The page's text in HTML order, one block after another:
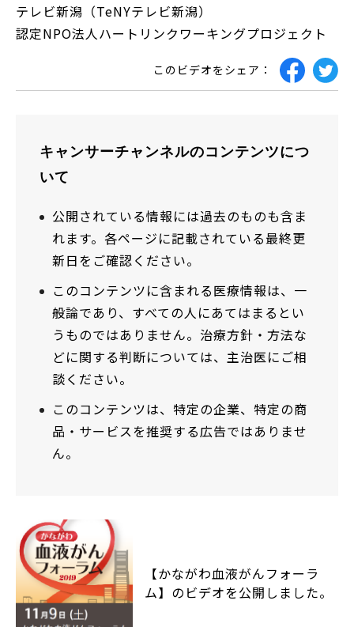
テレビ新潟（TeNYテレビ新潟）
認定NPO法人ハートリンクワーキングプロジェクト
このビデオをシェア：
キャンサーチャンネルのコンテンツにつ
いて
公開されている情報には過去のものも含ま
れます。各ページに記載されている最終更
新日をご確認ください。
このコンテンツに含まれる医療情報は、一
般論であり、すべての人にあてはまるとい
うものではありません。治療方針・方法な
どに関する判断については、主治医にご相
談ください。
このコンテンツは、特定の企業、特定の商
品・サービスを推奨する広告ではありませ
ん。
【かながわ血液がんフォーラ
ム】のビデオを公開しました。